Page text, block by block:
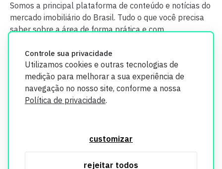
Controle sua privacidade
Utilizamos cookies e outras tecnologias de
medição para melhorar a sua experiência de
navegação no nosso site, conforme a nossa
Política de privacidade.
customizar
rejeitar todos
Somos a principal plataforma de conteúdo e notícias do
mercado imobiliário do Brasil. Tudo o que você precisa
saber sobre a área de forma prática e com
segurança. Todos os dados coletados em nosso site são
utilizados exclusivamente para fins de aprimoramento de
informações, consulte nossa Política de Privacidade.